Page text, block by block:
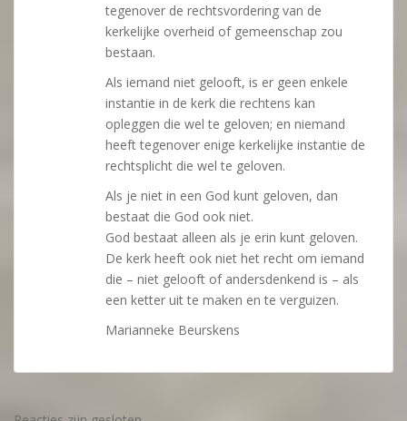
tegenover de rechtsvordering van de
kerkelijke overheid of gemeenschap zou
bestaan.
Als iemand niet gelooft, is er geen enkele
instantie in de kerk die rechtens kan
opleggen die wel te geloven; en niemand
heeft tegenover enige kerkelijke instantie de
rechtsplicht die wel te geloven.
Als je niet in een God kunt geloven, dan
bestaat die God ook niet.
God bestaat alleen als je erin kunt geloven.
De kerk heeft ook niet het recht om iemand
die – niet gelooft of andersdenkend is – als
een ketter uit te maken en te verguizen.
Marianneke Beurskens